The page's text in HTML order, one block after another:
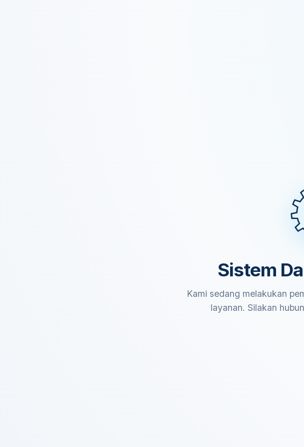
Sistem
Kami sedang melakukan
layanan. Silakan